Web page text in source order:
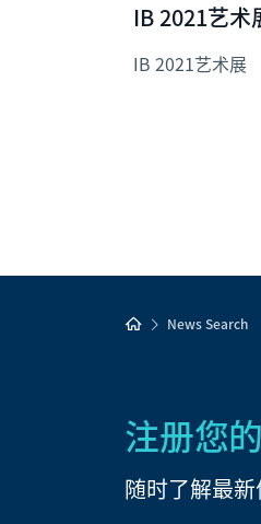
IB 2021艺术
IB 2021艺术展
News Search
注册您
随时了解最